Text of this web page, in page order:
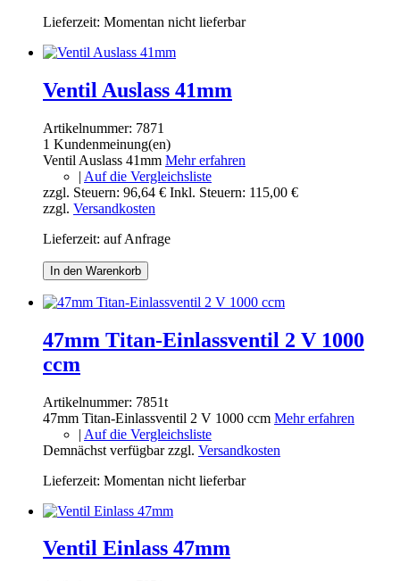
Lieferzeit: Momentan nicht lieferbar
Ventil Auslass 41mm
Artikelnummer: 7871
1 Kundenmeinung(en)
Ventil Auslass 41mm Mehr erfahren
| Auf die Vergleichsliste
zzgl. Steuern: 96,64 € Inkl. Steuern: 115,00 €
zzgl. Versandkosten
Lieferzeit: auf Anfrage
In den Warenkorb
47mm Titan-Einlassventil 2 V 1000
ccm
Artikelnummer: 7851t
47mm Titan-Einlassventil 2 V 1000 ccm Mehr erfahren
| Auf die Vergleichsliste
Demnächst verfügbar zzgl. Versandkosten
Lieferzeit: Momentan nicht lieferbar
Ventil Einlass 47mm